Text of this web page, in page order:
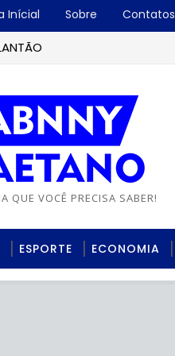
Inícial Sobre Contatos
QUE VOCÊ PRECISA SABER!
ESPORTE ECONOMIA